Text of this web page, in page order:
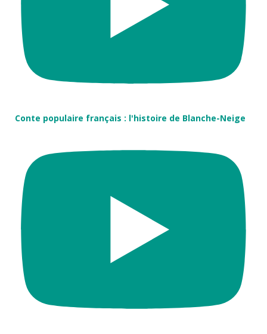
Conte populaire français : l'histoire de Blanche-Neige